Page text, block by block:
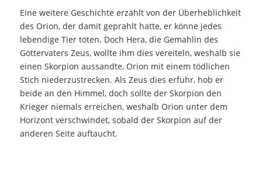
Eine weitere Geschichte erzählt von der Überheblichkeit
des Orion, der damit geprahlt hatte, er könne jedes
lebendige Tier töten. Doch Hera, die Gemahlin des
Göttervaters Zeus, wollte ihm dies vereiteln, weshalb sie
einen Skorpion aussandte, Orion mit einem tödlichen
Stich niederzustrecken. Als Zeus dies erfuhr, hob er
beide an den Himmel, doch sollte der Skorpion den
Krieger niemals erreichen, weshalb Orion unter dem
Horizont verschwindet, sobald der Skorpion auf der
anderen Seite auftaucht.